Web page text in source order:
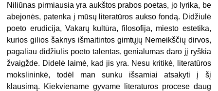
Niliūnas pirmiausia yra aukštos prabos poetas, jo lyrika, be
abejonės, patenka į mūsų literatūros aukso fondą. Didžiulė
poeto erudicija, Vakarų kultūra, filosofija, miesto estetika,
kurios gilios šaknys išmaitintos gimtųjų Nemeikščių dirvos,
pagaliau didžiulis poeto talentas, genialumas daro jį ryškia
žvaigžde. Didelė laimė, kad jis yra. Nesu kritikė, literatūros
mokslininkė, todėl man sunku išsamiai atsakyti į šį
klausimą. Kiekviename gyvame literatūros procese daug